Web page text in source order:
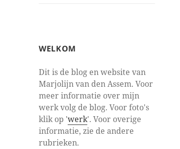
WELKOM
Dit is de blog en website van
Marjolijn van den Assem. Voor
meer informatie over mijn
werk volg de blog. Voor foto's
klik op 'werk'. Voor overige
informatie, zie de andere
rubrieken.